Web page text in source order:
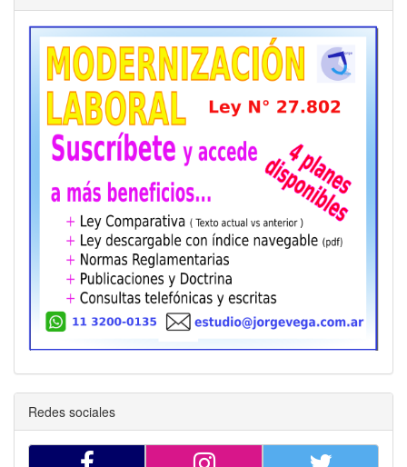
Redes sociales